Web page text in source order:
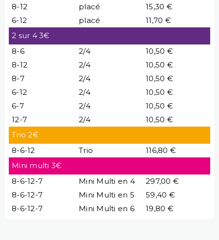
8-12 placé
15,30 €
6-12
placé
11,70 €
2 sur 4 3€
8-6
2/4
10,50 €
8-12
2/4
10,50 €
8-7
2/4
10,50 €
6-12
2/4
10,50 €
6-7
2/4
10,50 €
12-7
2/4
10,50 €
Trio 2€
8-6-12
Trio
116,80 €
Mini multi 3€
8-6-12-7
Mini Multi en 4
297,00 €
8-6-12-7
Mini Multi en 5
59,40 €
8-6-12-7
Mini Multi en 6 19,80 €